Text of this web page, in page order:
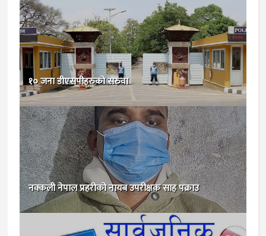
१० जना डीएसपीहरुको सरुवा
नक्कली नेपाल प्रहरीको नायब उपरीक्षक साह पक्राउ